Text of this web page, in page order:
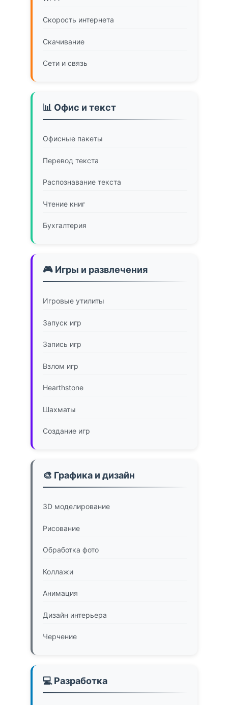
Скорость интернета
Скачивание
Сети и связь
📊 Офис и текст
Офисные пакеты
Перевод текста
Распознавание текста
Чтение книг
Бухгалтерия
🎮 Игры и развлечения
Игровые утилиты
Запуск игр
Запись игр
Взлом игр
Hearthstone
Шахматы
Создание игр
🎨 Графика и дизайн
3D моделирование
Рисование
Обработка фото
Коллажи
Анимация
Дизайн интерьера
Черчение
💻 Разработка